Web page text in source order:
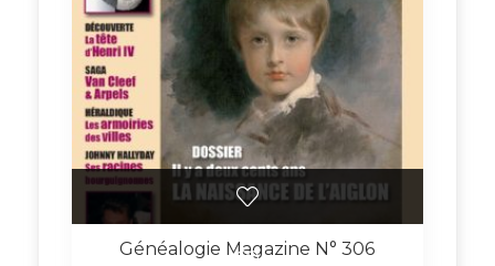
Généalogie Magazine N° 306